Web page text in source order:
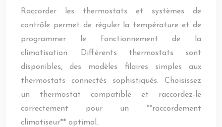
Raccorder les thermostats et systèmes de
contrôle permet de réguler la température et de
programmer le fonctionnement de la
climatisation. Différents thermostats sont
disponibles, des modèles filaires simples aux
thermostats connectés sophistiqués. Choisissez
un thermostat compatible et raccordez-le
correctement pour un **raccordement
climatiseur** optimal.